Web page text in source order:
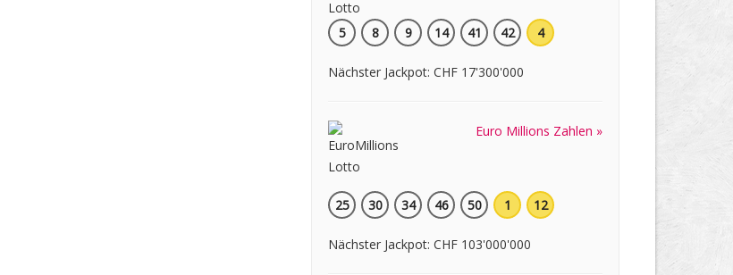
5 8 9 14 41 42 4
Nächster Jackpot: CHF 17'300'000
Euro Millions Zahlen »
25 30 34 46 50 1 12
Nächster Jackpot: CHF 103'000'000